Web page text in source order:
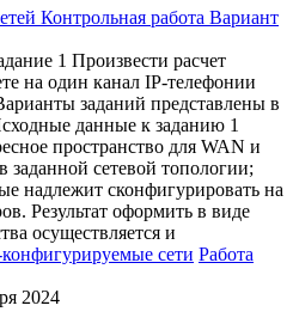
Контрольная работа Вариант
1 Произвести расчет
на один канал IP-телефонии
заданий представлены в
данные к заданию 1
пространство для WAN и
сетевой топологии;
надлежит сконфигурировать на
Результат оформить в виде
осуществляется и
сети Работа
2024